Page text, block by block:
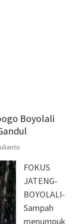
Boyolali
FOKUS
JATENG-
BOYOLALI-
Sampah
menumpuk